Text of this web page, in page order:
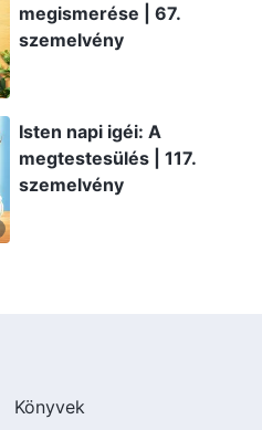
megismerése | 67.
szemelvény
Isten napi igéi: A
megtestesülés | 117.
szemelvény
Könyvek